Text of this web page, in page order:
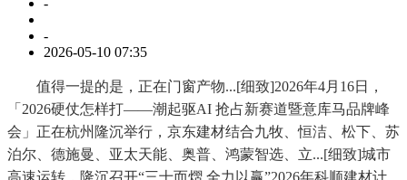
-
-
2026-05-10 07:35
值得一提的是，正在门窗产物...[细致]2026年4月16日，
「2026硬仗怎样打——潮起驱AI 抢占新赛道暨意库马品牌峰
会」正在杭州隆沉举行，京东建材结合九牧、恒洁、松下、苏
泊尔、德施曼、亚太天能、奥普、鸿蒙智选、立...[细致]城市